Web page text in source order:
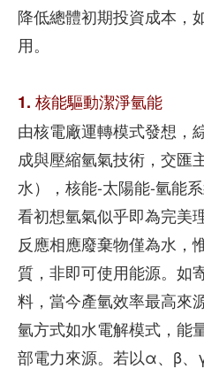
降低總體初期投資成本，
用。
1. 核能驅動潔淨氫能
由核電廠運轉模式發想，
成與壓縮氫氣技術，交匯
水），核能-太陽能-氫能
看初想氫氣似乎即為完美
反應相應廢棄物僅為水，
質，非即可使用能源。如
料，當今產氫效率最高來
氫方式如水電解模式，能
部電力來源。若以α、β